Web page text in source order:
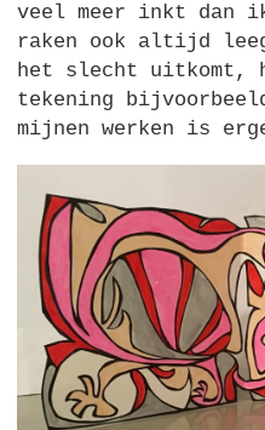
veel meer inkt dan
raken ook altijd leeg
het slecht uitkomt,
tekening
mijnen werken is